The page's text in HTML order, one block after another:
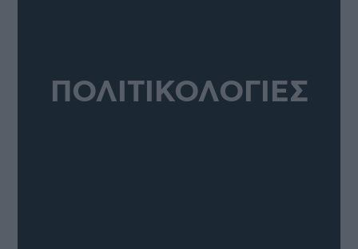
ΠΟΛΙΤΙΚΟΛΟΓΙΕΣ